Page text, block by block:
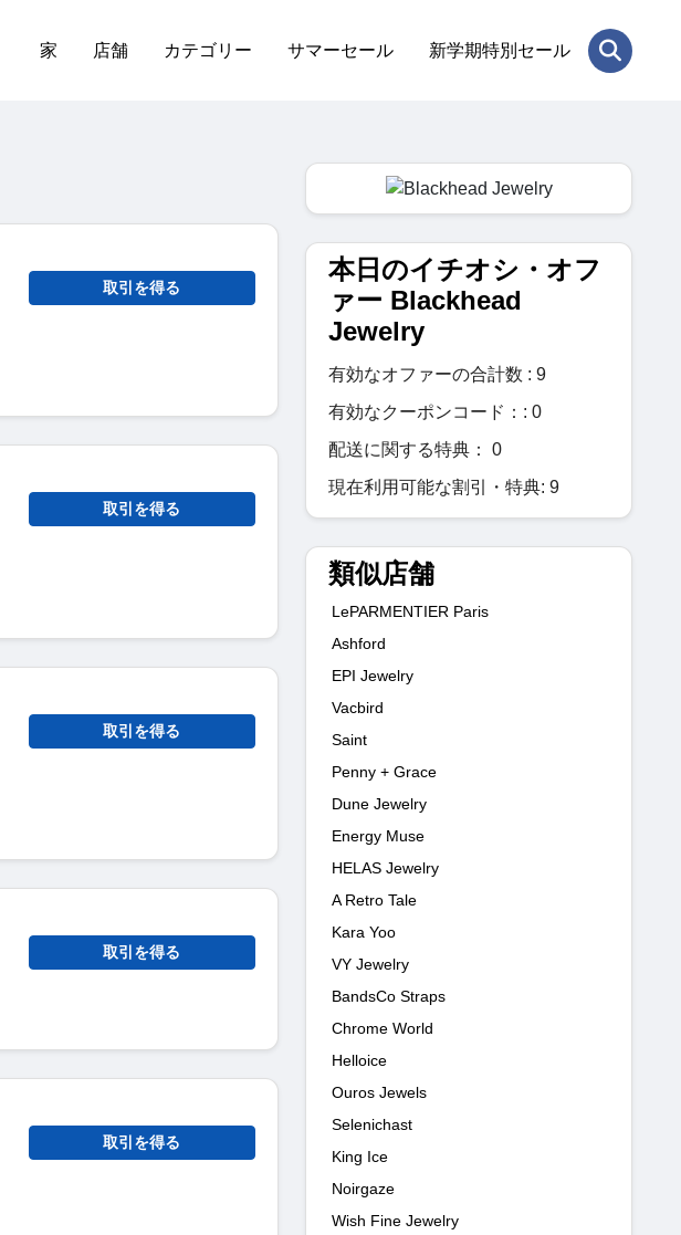
家 店舗 カテゴリー サマーセール 新学期特別セール
取引を得る
取引を得る
取引を得る
取引を得る
取引を得る
本日のイチオシ・オフ
ァー Blackhead
Jewelry
有効なオファーの合計数 : 9
有効なクーポンコード：: 0
配送に関する特典： 0
現在利用可能な割引・特典: 9
類似店舗
LePARMENTIER Paris
Ashford
EPI Jewelry
Vacbird
Saint
Penny + Grace
Dune Jewelry
Energy Muse
HELAS Jewelry
A Retro Tale
Kara Yoo
VY Jewelry
BandsCo Straps
Chrome World
Helloice
Ouros Jewels
Selenichast
King Ice
Noirgaze
Wish Fine Jewelry